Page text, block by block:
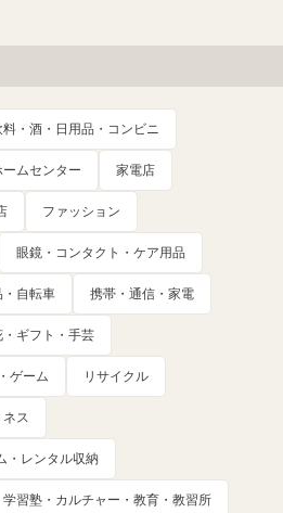
・酒・日用品・コンビニ
ムセンター 家電店
ファッション
眼鏡・コンタクト・ケア用品
・自転車 携帯・通信・家電
・ギフト・手芸
ゲーム リサイクル
ス
・レンタル収納
学習塾・カルチャー・教育・教習所